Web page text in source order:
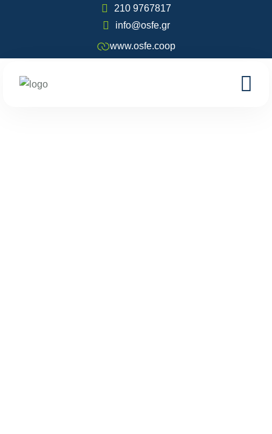
210 9767817
info@osfe.gr
www.osfe.coop